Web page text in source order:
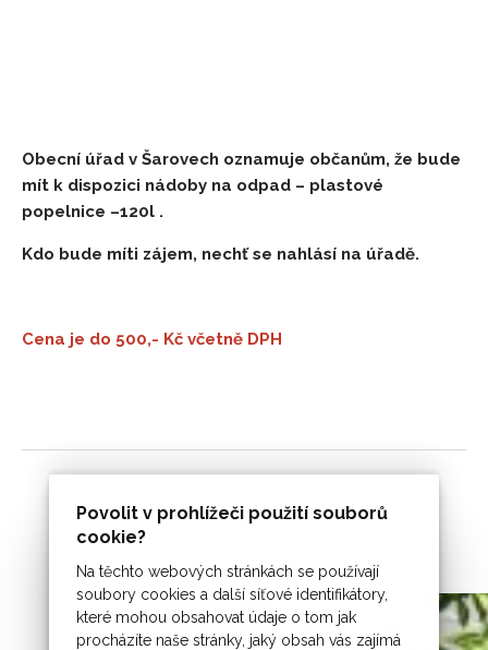
Povolit v prohlížeči použití souborů
cookie?
Na těchto webových stránkách se používají
soubory cookies a další síťové identifikátory,
které mohou obsahovat údaje o tom jak
procházíte naše stránky, jaký obsah vás zajímá
Obecní úřad v Šarovech oznamuje občanům, že bude
mít k dispozici nádoby na odpad – plastové
popelnice –120l .
Kdo bude míti zájem, nechť se nahlásí na úřadě.
Cena je do 500,- Kč včetně DPH